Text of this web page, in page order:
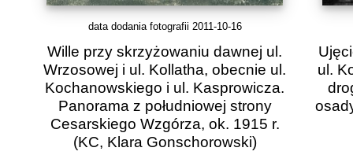
data dodania fotografii 2011-10-16
Wille przy skrzyżowaniu dawnej ul.
Wrzosowej i ul. Kollatha, obecnie ul.
Kochanowskiego i ul. Kasprowicza.
Panorama z południowej strony
Cesarskiego Wzgórza, ok. 1915 r.
(KC, Klara Gonschorowski)
ul.